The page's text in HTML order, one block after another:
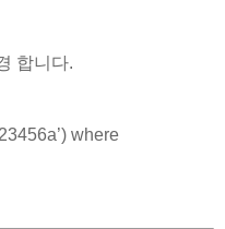
합니다.
where